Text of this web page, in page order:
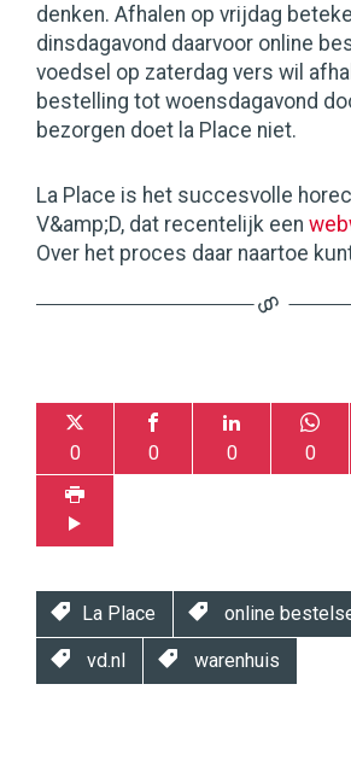
denken. Afhalen op vrijdag
dinsdagavond daarvoor online
voedsel op zaterdag vers wil
bestelling tot woensdagavond
bezorgen doet la Place niet.
La Place is het succesvolle
V&amp;D, dat recentelijk een
Over het proces daar naartoe
0 0 0 0
La Place online
vd.nl warenhuis